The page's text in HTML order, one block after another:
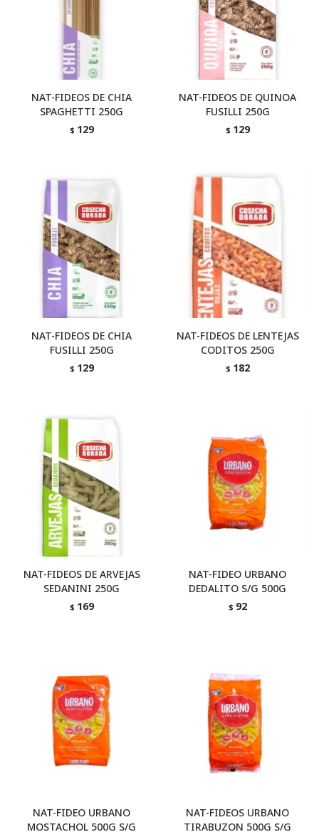
NAT-FIDEOS DE CHIA
SPAGHETTI 250G
$ 129
NAT-FIDEOS DE QUINOA
FUSILLI 250G
$ 129
NAT-FIDEOS DE CHIA
FUSILLI 250G
$ 129
NAT-FIDEOS DE LENTEJAS
CODITOS 250G
$ 182
NAT-FIDEOS DE ARVEJAS
SEDANINI 250G
$ 169
NAT-FIDEO URBANO
DEDALITO S/G 500G
$ 92
NAT-FIDEO URBANO
MOSTACHOL 500G S/G
NAT-FIDEOS URBANO
TIRABUZON 500G S/G